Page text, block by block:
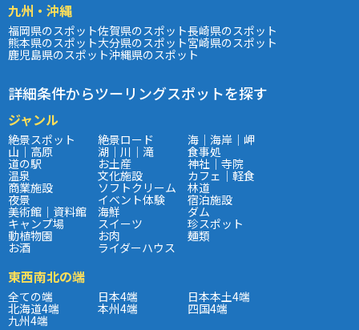
九州・沖縄
福岡県のスポット佐賀県のスポット長崎県のスポット
熊本県のスポット大分県のスポット宮崎県のスポット
鹿児島県のスポット沖縄県のスポット
詳細条件からツーリングスポットを探す
ジャンル
絶景スポット 絶景ロード 海｜海岸｜岬
山｜高原 湖｜川｜滝 食事処
道の駅 お土産 神社｜寺院
温泉 文化施設 カフェ｜軽食
商業施設 ソフトクリーム 林道
夜景 イベント体験 宿泊施設
美術館｜資料館 海鮮 ダム
キャンプ場 スイーツ 珍スポット
動植物園 お肉 麺類
お酒 ライダーハウス
東西南北の端
全ての端 日本4端 日本本土4端
北海道4端 本州4端 四国4端
九州4端